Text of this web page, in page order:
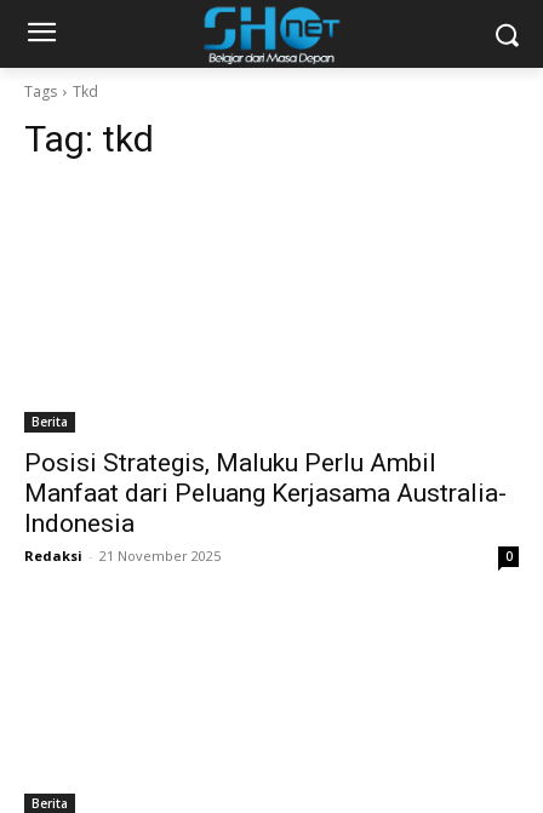
Tags Tkd
Tag: tkd
Berita
Posisi Strategis, Maluku Perlu Ambil
Manfaat dari Peluang Kerjasama Australia-
Indonesia
Redaksi - 21 November 2025 0
Berita